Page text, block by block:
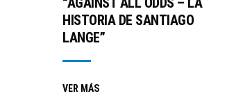
HISTORIA DE SANTIAGO
LANGE”
VER MÁS